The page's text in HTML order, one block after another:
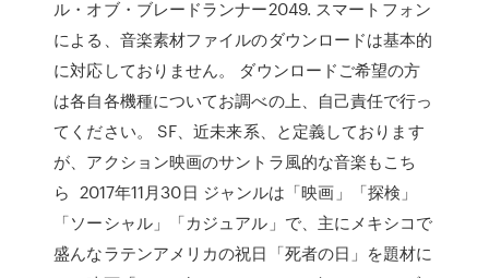
ル・オブ・ブレードランナー2049. スマートフォン
による、音楽素材ファイルのダウンロードは基本的
に対応しておりません。 ダウンロードご希望の方
は各自各機種についてお調べの上、自己責任で行っ
てください。 SF、近未来系、と定義しております
が、アクション映画のサントラ風的な音楽もこち
ら 2017年11月30日 ジャンルは「映画」「探検」
「ソーシャル」「カジュアル」で、主にメキシコで
盛んなラテンアメリカの祝日「死者の日」を題材に